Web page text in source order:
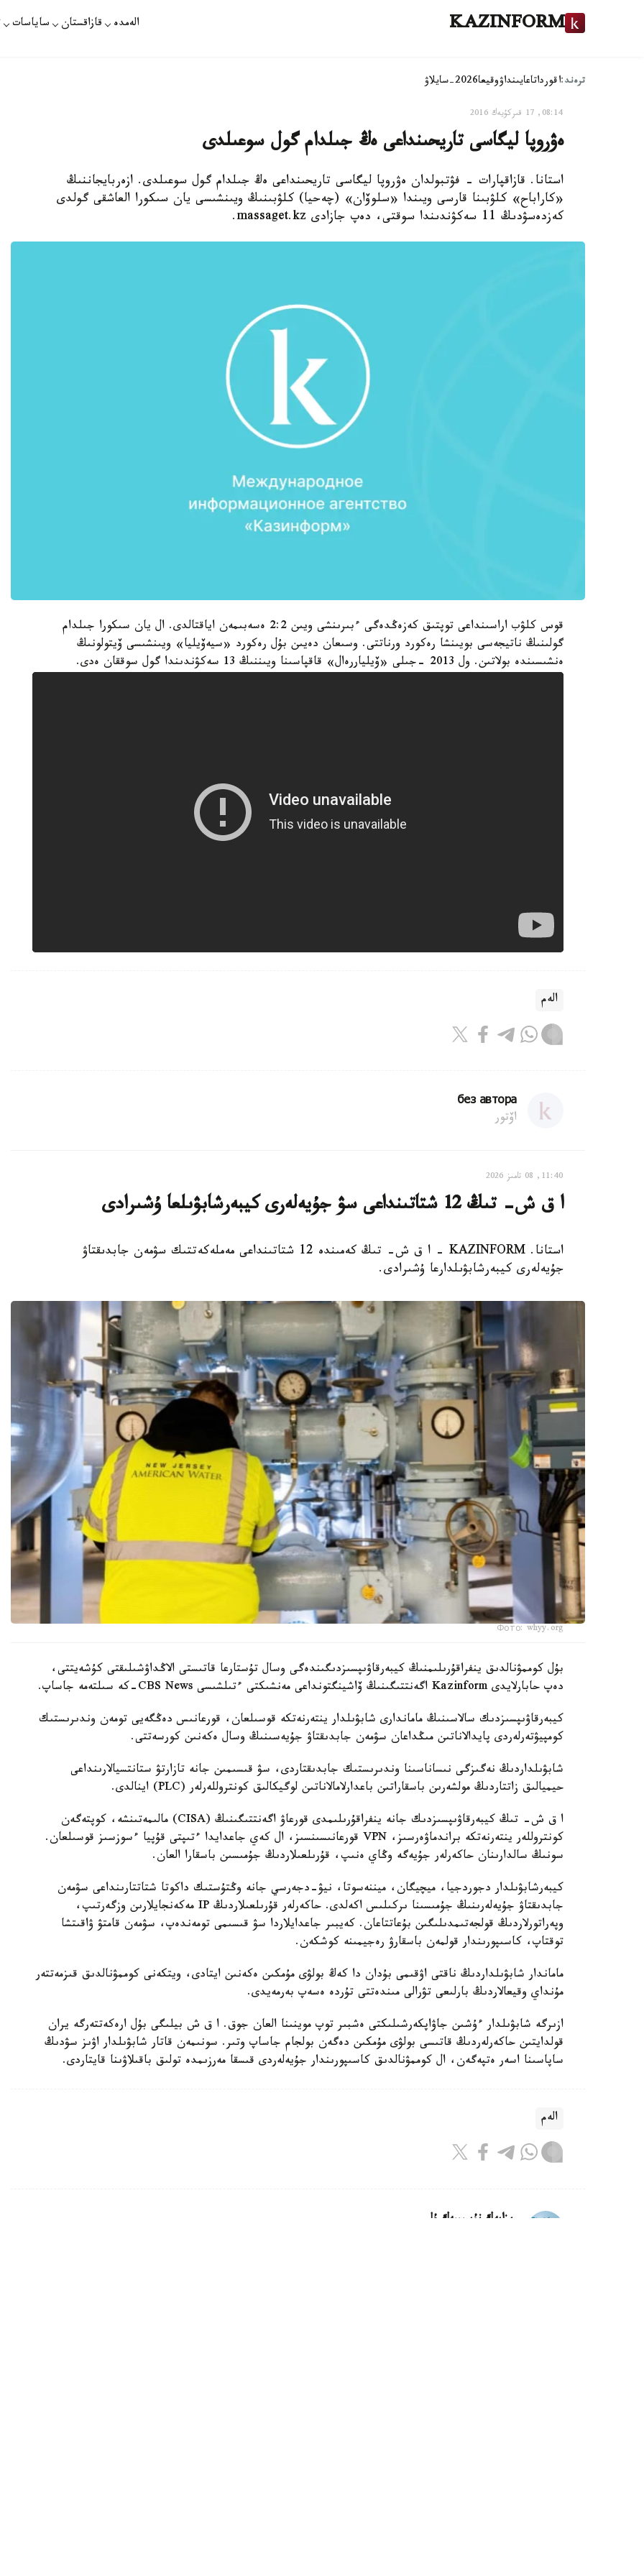
KAZINFORM الەمدە قازاقستان ساياسات
ترەند:اقورداتاعايىنداۋوقيعا2026-سايلاۋ
08:14, 17 قىركۇيەك 2016
ەۋروپا ليگاسى تاريحىنداعى ەڭ جىلدام گول سوعىلدى
استانا. قازاقپارات - فۋتبولدان ەۋروپا ليگاسى تاريحىنداعى ەڭ جىلدام گول سوعىلدى. ازەربايجاننىڭ
«كاراباح» كلۋبىنا قارسى ويىندا «سلوۆان» (چەحيا) كلۋبىنىڭ ويىنشىسى يان سىكورا العاشقى گولدى
كەزدەسۋدىڭ 11 سەكۋندىندا سوقتى، دەپ جازادى massaget.kz.
قوس كلۋب اراسىنداعى توپتىق كەزەڭدەگى ءبىرىنشى ويىن 2:2 ەسەبىمەن اياقتالدى. ال يان سىكورا جىلدام
گولىنىڭ ناتيجەسى بويىنشا رەكورد ورناتتى. وسىعان دەيىن بۇل رەكورد «سيەۆيليا» ويىنشىسى ۆيتولونىڭ
ەنشىسىندە بولاتىن. ول 2013 -جىلى «ۆيلياررەال» قاقپاسىنا ويىننىڭ 13 سەكۋندىندا گول سوققان ەدى.
الەم
без автора
اۆتور
11:40, 08 تامىز 2026
ا ق ش- تىڭ 12 شتاتىنداعى سۋ جۇيەلەرى كيبەرشابۋىلعا ۇشىرادى
استانا. KAZINFORM – ا ق ش- تىڭ كەمىندە 12 شتاتىنداعى مەملەكەتتىك سۋمەن جابدىقتاۋ
جۇيەلەرى كيبەرشابۋىلدارعا ۇشىرادى.
Фото: whyy.org
بۇل كوممۋنالدىق ينفراقۇرىلىمنىڭ كيبەرقاۋىپسىزدىگىندەگى وسال تۇستارعا قاتىستى الاڭداۋشىلىقتى كۇشەيتتى،
دەپ حابارلايدى Kazinform اگەنتتىگىنىڭ ۆاشينگتونداعى مەنشىكتى ءتىلشىسى CBS News-كە سىلتەمە جاساپ.
كيبەرقاۋىپسىزدىك سالاسىنىڭ ماماندارى شابۋىلدار ينتەرنەتكە قوسىلعان، قورعانىس دەڭگەيى تومەن وندىرىستىك
كومپيۋتەرلەردى پايدالاناتىن مىڭداعان سۋمەن جابدىقتاۋ جۇيەسىنىڭ وسال ەكەنىن كورسەتتى.
شابۋىلداردىڭ نەگىزگى نىساناسىنا وندىرىستىك جابدىقتاردى، سۋ قىسىمىن جانە تازارتۋ ستانتسيالارىنداعى
حيميالىق زاتتاردىڭ مولشەرىن باسقاراتىن باعدارلامالاناتىن لوگيكالىق كونتروللەرلەر (PLC) اينالدى.
ا ق ش- تىڭ كيبەرقاۋىپسىزدىك جانە ينفراقۇرىلىمدى قورعاۋ اگەنتتىگىنىڭ (CISA) مالىمەتىنشە، كوپتەگەن
كونتروللەر ينتەرنەتكە براندماۋەرسىز، VPN قورعانىسىنسىز، ال كەي جاعدايدا ءتىپتى قۇپيا ءسوزسىز قوسىلعان.
سونىڭ سالدارىنان حاكەرلەر جۇيەگە وڭاي ەنىپ، قۇرىلعىلاردىڭ جۇمىسىن باسقارا العان.
كيبەرشابۋىلدار دجوردجيا، ميچيگان، ميننەسوتا، نيۋ-دجەرسي جانە وڭتۇستىك داكوتا شتاتتارىنداعى سۋمەن
جابدىقتاۋ جۇيەلەرىنىڭ جۇمىسىنا ىركىلىس اكەلدى. حاكەرلەر قۇرىلعىلاردىڭ IP مەكەنجايلارىن وزگەرتىپ،
وپەراتورلاردىڭ قولجەتىمدىلىگىن بۇعاتتاعان. كەيبىر جاعدايلاردا سۋ قىسىمى تومەندەپ، سۋمەن قامتۋ ۋاقىتشا
توقتاپ، كاسىپورىندار قولمەن باسقارۋ رەجيمىنە كوشكەن.
ماماندار شابۋىلداردىڭ ناقتى اۋقىمى بۇدان دا كەڭ بولۋى مۇمكىن ەكەنىن ايتادى، ويتكەنى كوممۋنالدىق قىزمەتتەر
مۇنداي وقيعالاردىڭ بارلىعى تۋرالى مىندەتتى تۇردە ەسەپ بەرمەيدى.
ازىرگە شابۋىلدار ءۇشىن جاۋاپكەرشىلىكتى ەشبىر توپ موينىنا العان جوق. ا ق ش بيلىگى بۇل ارەكەتتەرگە يران
قولدايتىن حاكەرلەردىڭ قاتىسى بولۋى مۇمكىن دەگەن بولجام جاساپ وتىر. سونىمەن قاتار شابۋىلدار اۋىز سۋدىڭ
ساپاسىنا اسەر ەتپەگەن، ال كوممۋنالدىق كاسىپورىندار جۇيەلەردى قىسقا مەرزىمدە تولىق باقىلاۋىنا قايتاردى.
الەم
ريزابەك نۇسىپبەك ۇلى